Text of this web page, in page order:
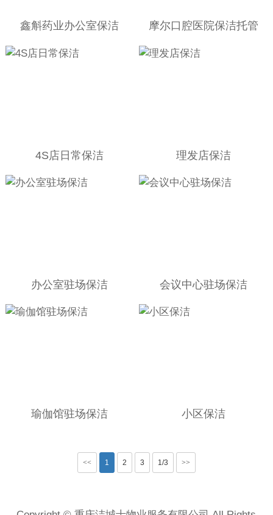
鑫斛药业办公室保洁 摩尔口腔医院保洁托管
4S店日常保洁 理发店保洁
办公室驻场保洁 会议中心驻场保洁
瑜伽馆驻场保洁 小区保洁
<< 1 2 3 1/3 >>